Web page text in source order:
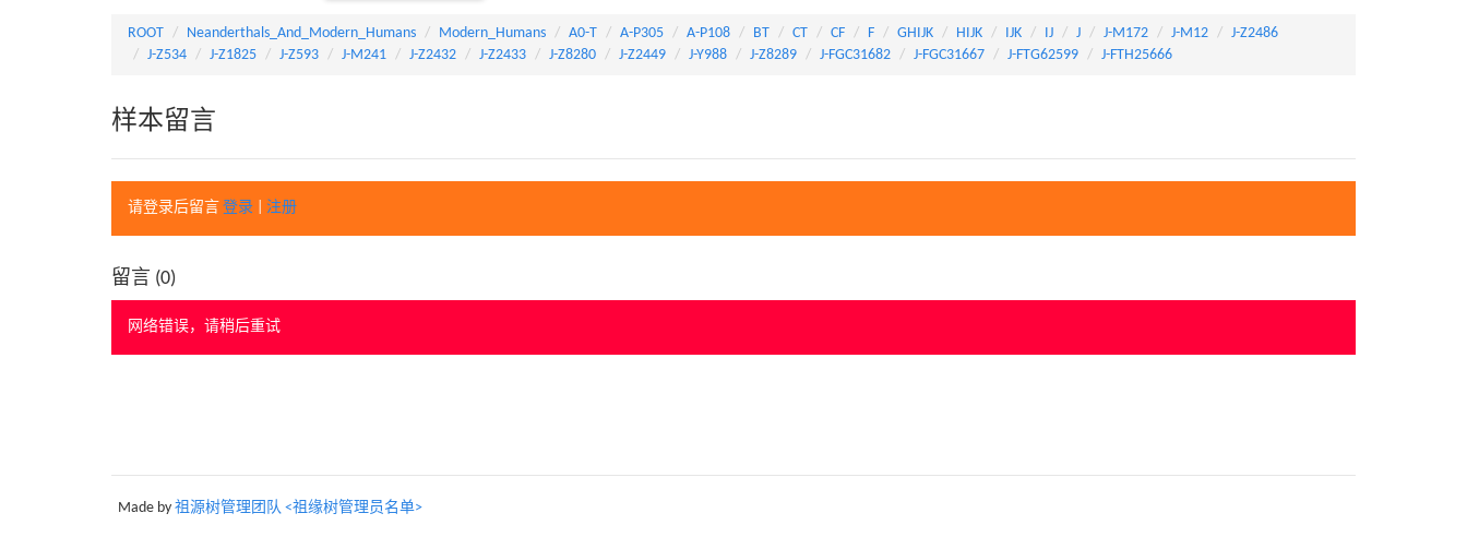
ROOT Neanderthals_And_Modern_Humans Modern_Humans A0-T A-P305 A-P108 BT CT CF F GHIJK HIJK IJK IJ J J-M172 J-M12
J-Z2486
J-Z534
J-Z1825 J-Z593 J-M241 J-Z2432 J-Z2433 J-Z8280 J-Z2449 J-Y988 J-Z8289 J-FGC31682 J-FGC31667 J-FTG62599 J-FTH25666
样本留言
请登录后留言 登录 注册
留言 (0)
网络错误，请稍后重试
Made by 祖源树管理团队 <祖缘树管理员名单>